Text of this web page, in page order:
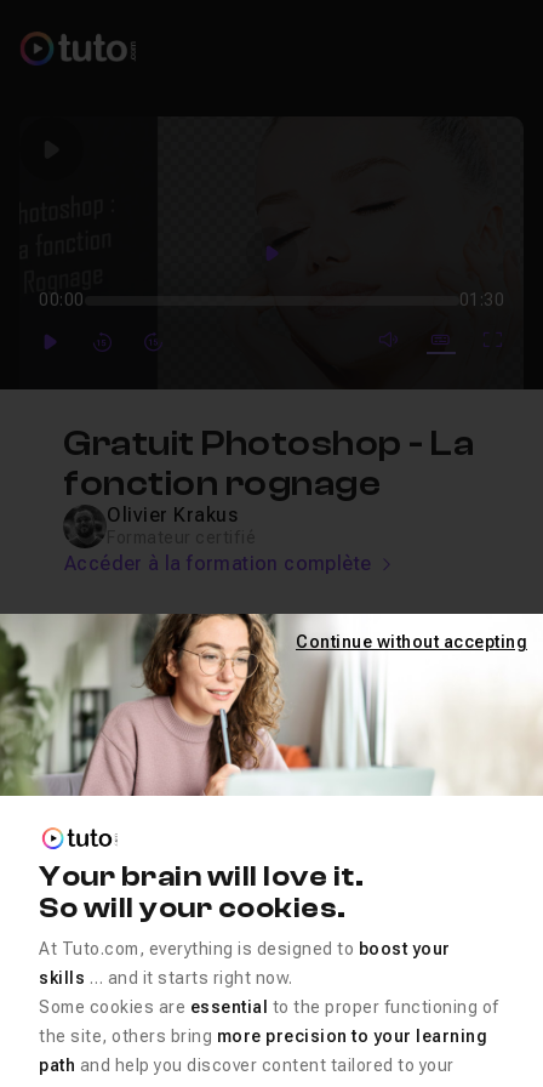
Play
00:00 01:30
PlayForwardForward mute video
Subtitles
Gratuit Photoshop - La
fonction rognage
Olivier Krakus
Accéder à la formation complète